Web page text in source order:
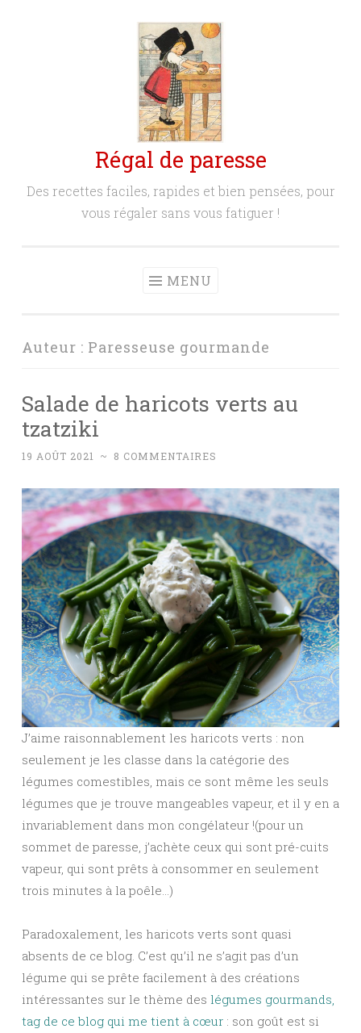
Régal de paresse
Des recettes faciles, rapides et bien pensées, pour
vous régaler sans vous fatiguer !
MENU
Auteur : Paresseuse gourmande
Salade de haricots verts au
tzatziki
19 AOÛT 2021 ~ 8 COMMENTAIRES
J’aime raisonnablement les haricots verts : non
seulement je les classe dans la catégorie des
légumes comestibles, mais ce sont même les seuls
légumes que je trouve mangeables vapeur, et il y en a
invariablement dans mon congélateur !(pour un
sommet de paresse, j’achète ceux qui sont pré-cuits
vapeur, qui sont prêts à consommer en seulement
trois minutes à la poêle…)
Paradoxalement, les haricots verts sont quasi
absents de ce blog. C’est qu’il ne s’agit pas d’un
légume qui se prête facilement à des créations
intéressantes sur le thème des légumes gourmands,
tag de ce blog qui me tient à cœur : son goût est si